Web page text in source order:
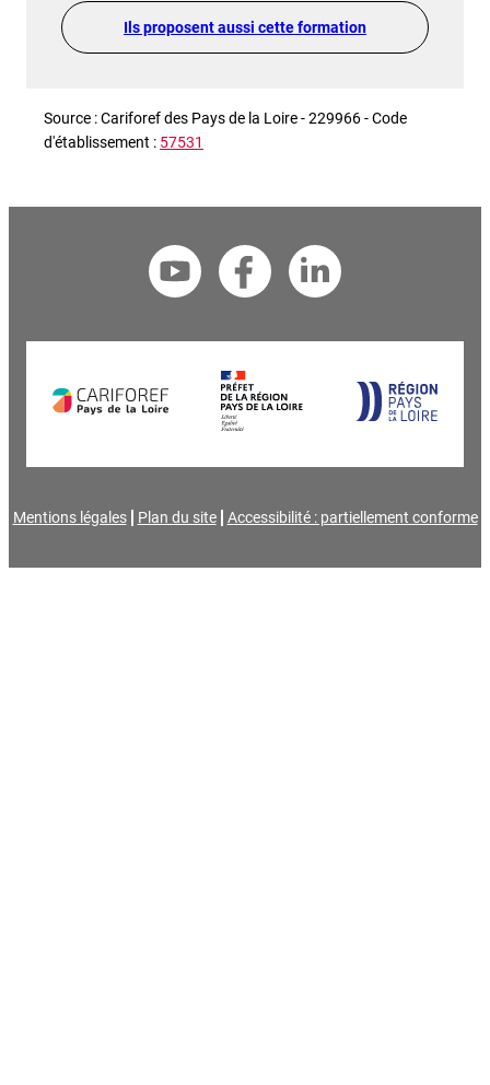
Ils proposent aussi cette formation
Source : Cariforef des Pays de la Loire - 229966 - Code
d'établissement : 57531
Mentions légales Plan du site Accessibilité : partiellement conforme